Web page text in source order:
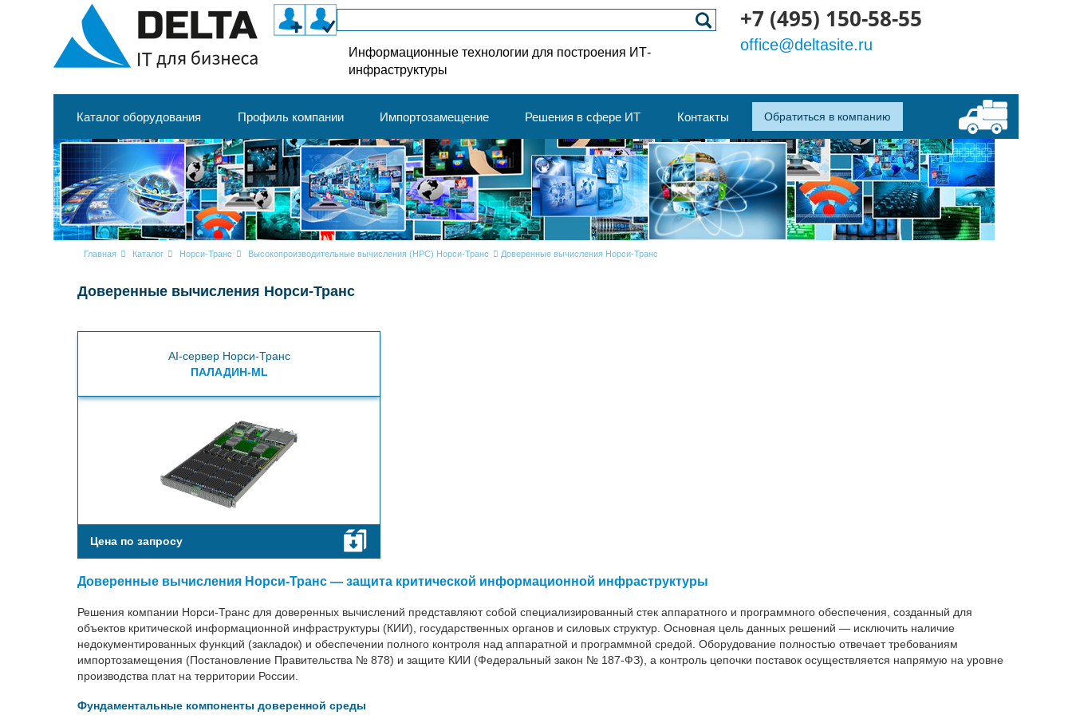
Информационные технологии для построения ИТ-
инфраструктуры
+7 (495) 150-58-55
office@deltasite.ru
Каталог оборудования Профиль компании Импортозамещение Решения в сфере ИТ Контакты Обратиться в компанию
Главная Каталог Норси-Транс Высокопроизводительные вычисления (HPC) Норси-Транс Доверенные вычисления Норси-Транс
Доверенные вычисления Норси-Транс
AI-сервер Норси-Транс
ПАЛАДИН-ML
Цена по запросу
Доверенные вычисления Норси-Транс — защита критической информационной инфраструктуры
Решения компании Норси-Транс для доверенных вычислений представляют собой специализированный стек аппаратного и программного обеспечения, созданный для
объектов критической информационной инфраструктуры (КИИ), государственных органов и силовых структур. Основная цель данных решений — исключить наличие
недокументированных функций (закладок) и обеспечении полного контроля над аппаратной и программной средой. Оборудование полностью отвечает требованиям
импортозамещения (Постановление Правительства № 878) и защите КИИ (Федеральный закон № 187-ФЗ), а контроль цепочки поставок осуществляется напрямую на уровне
производства плат на территории России.
Фундаментальные компоненты доверенной среды